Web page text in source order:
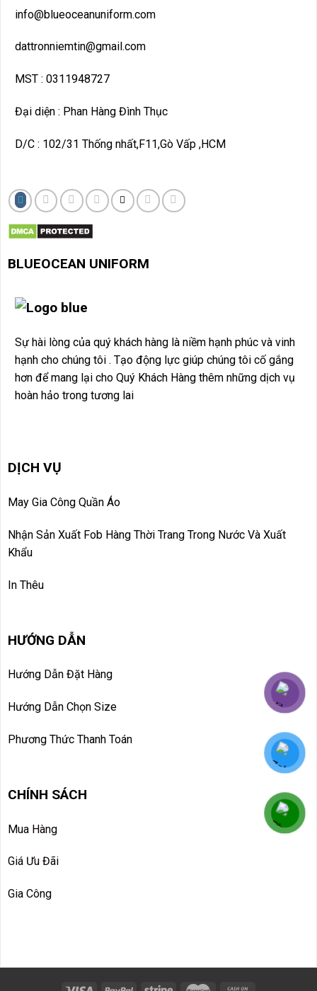
info@blueoceanuniform.com
dattronniemtin@gmail.com
MST : 0311948727
Đại diện : Phan Hàng Đình Thục
D/C : 102/31 Thống nhất,F11,Gò Vấp ,HCM
BLUEOCEAN UNIFORM
Sự hài lòng của quý khách hàng là niềm hạnh phúc và vinh
hạnh cho chúng tôi . Tạo động lực giúp chúng tôi cố gắng
hơn để mang lại cho Quý Khách Hàng thêm những dịch vụ
hoàn hảo trong tương lai
DỊCH VỤ
May Gia Công Quần Áo
Nhận Sản Xuất Fob Hàng Thời Trang Trong Nước Và Xuất
Khẩu
In Thêu
HƯỚNG DẪN
Hướng Dẫn Đặt Hàng
Hướng Dẫn Chọn Size
Phương Thức Thanh Toán
CHÍNH SÁCH
Mua Hàng
Giá Ưu Đãi
Gia Công